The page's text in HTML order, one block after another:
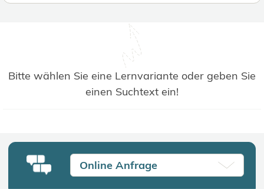
Bitte wählen Sie eine Lernvariante oder geben Sie
einen Suchtext ein!
Online Anfrage